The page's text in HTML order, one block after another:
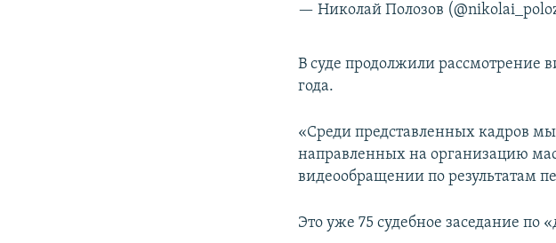
— Николай Полозов
В суде продолжили рассмотрение
года.
«Среди представленных кадров
направленных на организацию
видеообращении по результатам
Это уже 75 судебное заседание по